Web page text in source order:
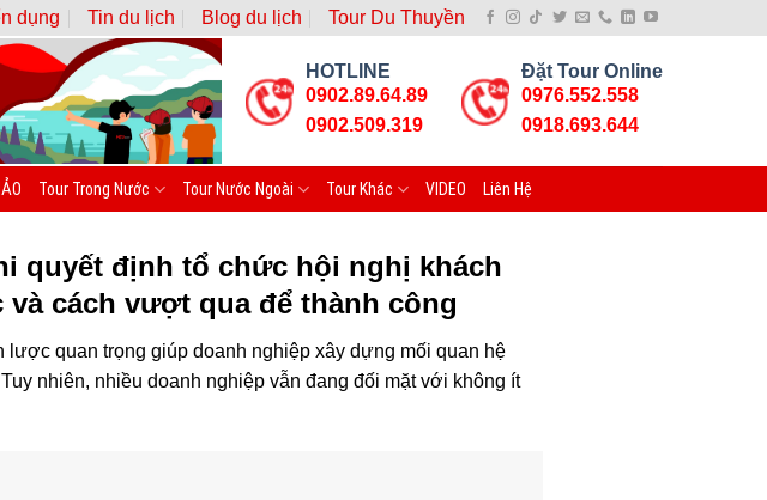
dụng Tin du lịch Blog du lịch Tour Du Thuyền
HOTLINE
0902.89.64.89
0902.509.319
Đặt Tour Online
0976.552.558
0918.693.644
Tour Trong Nước Tour Nước Ngoài Tour Khác VIDEO Liên Hệ
quyết định tổ chức hội nghị khách
cách vượt qua để thành công
quan trọng giúp doanh nghiệp xây dựng mối quan hệ
nhiên, nhiều doanh nghiệp vẫn đang đối mặt với không ít